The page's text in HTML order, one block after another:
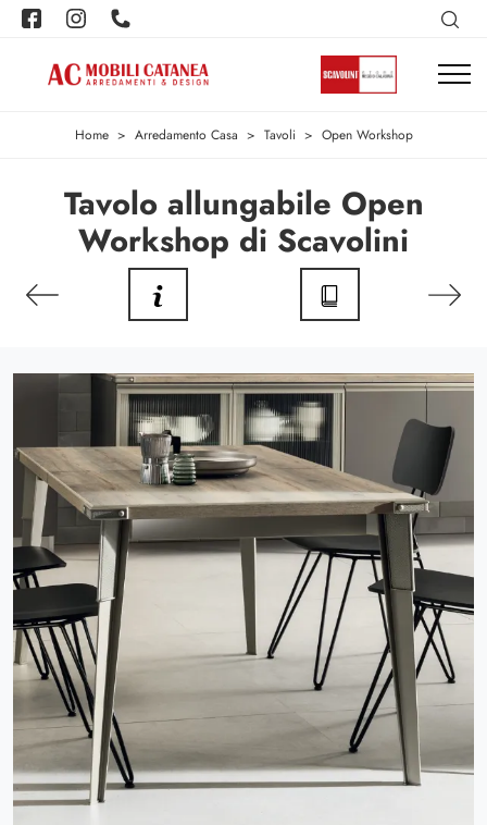
Home > Arredamento Casa > Tavoli > Open Workshop
Tavolo allungabile Open
Workshop di Scavolini